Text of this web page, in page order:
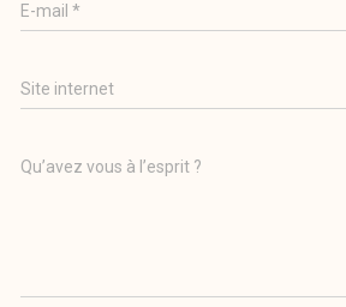
E-mail*
Site internet
Qu’avez vous à l’esprit ?